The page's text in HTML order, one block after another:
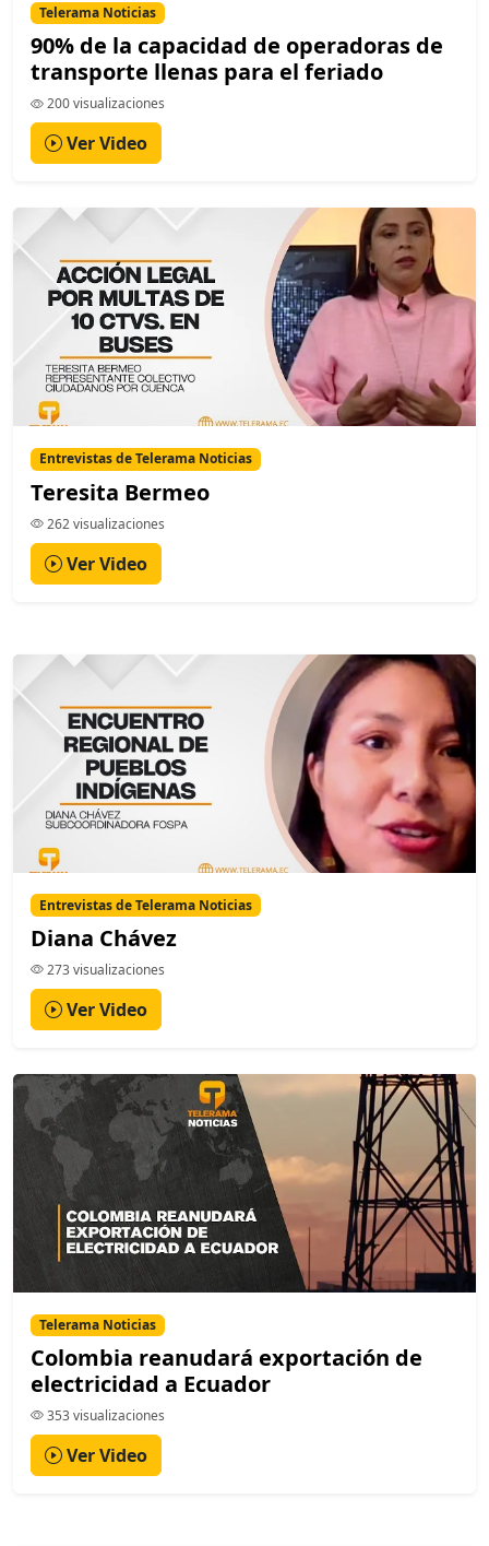
Telerama Noticias
90% de la capacidad de operadoras de
transporte llenas para el feriado
200 visualizaciones
Ver Video
Entrevistas de Telerama Noticias
Teresita Bermeo
262 visualizaciones
Ver Video
Entrevistas de Telerama Noticias
Diana Chávez
273 visualizaciones
Ver Video
Telerama Noticias
Colombia reanudará exportación de
electricidad a Ecuador
353 visualizaciones
Ver Video